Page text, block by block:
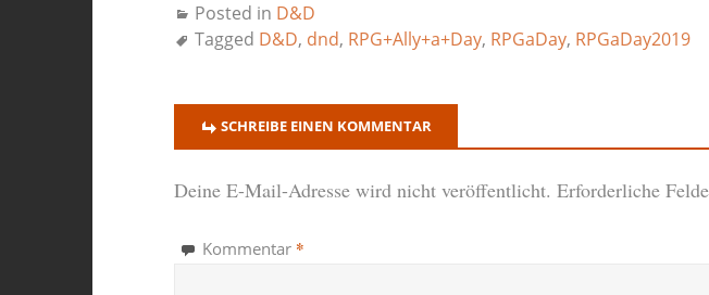
Posted in D&D
Tagged D&D, dnd, RPG+Ally+a+Day, RPGaDay, RPGaDay2019
SCHREIBE EINEN KOMMENTAR
Deine E-Mail-Adresse wird nicht veröffentlicht. Erforderliche
Kommentar *